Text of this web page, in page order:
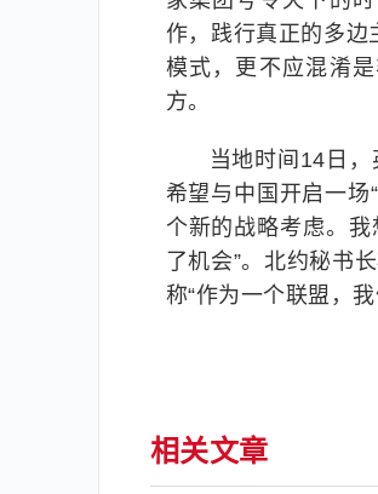
作，践行真正的多边
模式，更不应混淆
方。
当地时间14日
希望与中国开启一场
个新的战略考虑。
了机会”。北约秘书
称“作为一个联盟，
相关文章